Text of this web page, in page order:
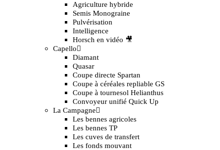
Agriculture hybride
Semis Monograine
Pulvérisation
Intelligence
Horsch en vidéo 🎥
Capello
Diamant
Quasar
Coupe directe Spartan
Coupe à céréales repliable GS
Coupe à tournesol Helianthus
Convoyeur unifié Quick Up
La Campagne
Les bennes agricoles
Les bennes TP
Les cuves de transfert
Les fonds mouvant